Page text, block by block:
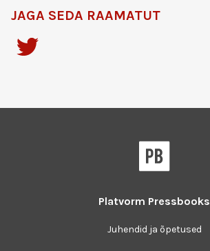
JAGA SEDA RAAMATUT
Platvorm Pressbooks
Juhendid ja õpetused